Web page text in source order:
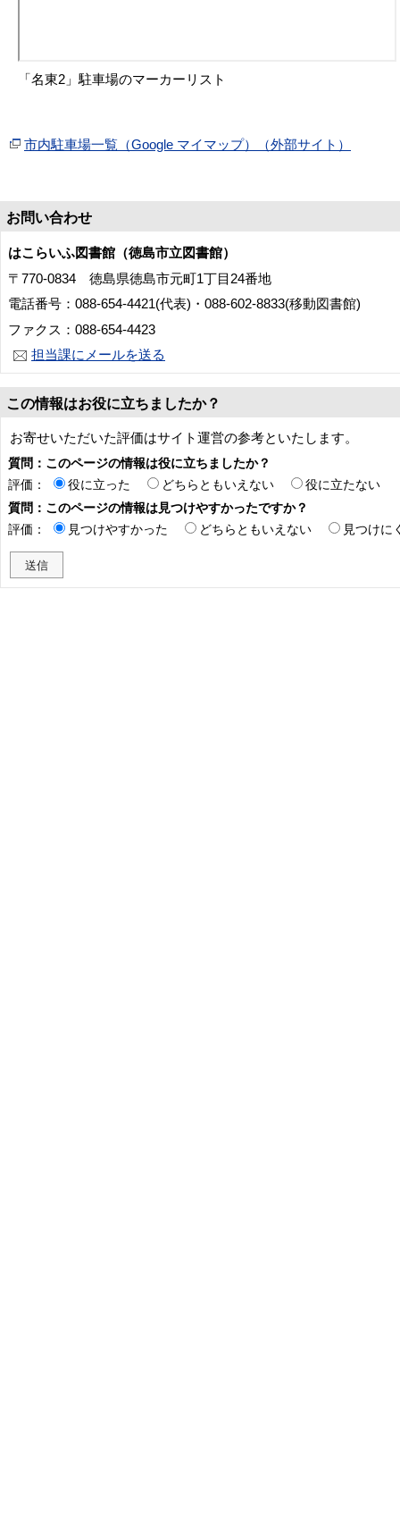
「名東2」駐車場のマーカーリスト
市内駐車場一覧（Google マイマップ）（外部サイト）
お問い合わせ
はこらいふ図書館（徳島市立図書館）
〒770-0834 徳島県徳島市元町1丁目24番地
電話番号：088-654-4421(代表)・088-602-8833(移動図書館)
ファクス：088-654-4423
担当課にメールを送る
この情報はお役に立ちましたか？
お寄せいただいた評価はサイト運営の参考といたします。
質問：このページの情報は役に立ちましたか？
評価：
役に立った どちらともいえない
役に立たない
質問：このページの情報は見つけやすかったですか？
評価：
見つけやすかった どちらともいえない 見つけに